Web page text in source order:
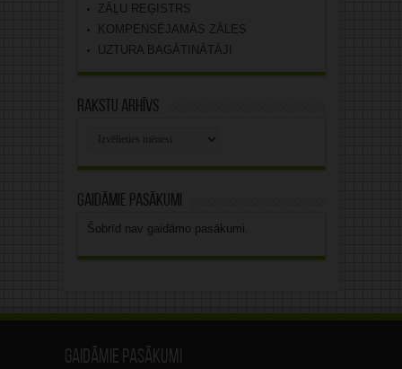
ZĀĻU REĢISTRS
KOMPENSĒJAMĀS ZĀLES
UZTURA BAGĀTINĀTĀJI
Rakstu arhīvs
Gaidāmie pasākumi
Šobrīd nav gaidāmo pasākumi.
Gaidāmie pasākumi